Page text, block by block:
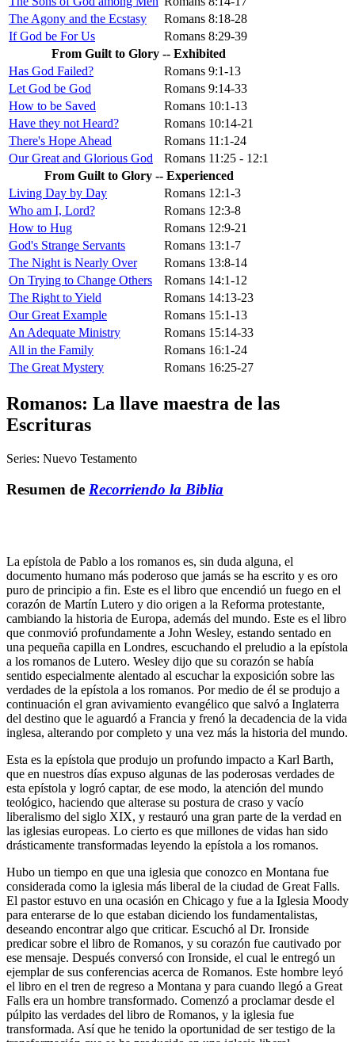
The Agony and the Ecstasy
Romans 8:18-28
If God be For Us
Romans 8:29-39
From Guilt to Glory -- Exhibited
Has God Failed?
Romans 9:1-13
Let God be God
Romans 9:14-33
How to be Saved
Romans 10:1-13
Have they not Heard?
Romans 10:14-21
There's Hope Ahead
Romans 11:1-24
Our Great and Glorious God
Romans 11:25 - 12:1
From Guilt to Glory -- Experienced
Living Day by Day
Romans 12:1-3
Who am I, Lord?
Romans 12:3-8
How to Hug
Romans 12:9-21
God's Strange Servants
Romans 13:1-7
The Night is Nearly Over
Romans 13:8-14
On Trying to Change Others
Romans 14:1-12
The Right to Yield
Romans 14:13-23
Our Great Example
Romans 15:1-13
An Adequate Ministry
Romans 15:14-33
All in the Family
Romans 16:1-24
The Great Mystery
Romans 16:25-27
Romanos: La llave maestra de las
Escrituras
Series: Nuevo Testamento
Resumen de Recorriendo la Biblia
La epístola de Pablo a los romanos es, sin duda alguna, el
documento humano más poderoso que jamás se ha escrito y es oro
puro de principio a fin. Este es el libro que encendió un fuego en el
corazón de Martín Lutero y dio origen a la Reforma protestante,
cambiando la historia de Europa, además del mundo. Este es el libro
que conmovió profundamente a John Wesley, estando sentado en
una pequeña capilla en Londres, escuchando el preludio a la epístola
a los romanos de Lutero. Wesley dijo que su corazón se había
sentido especialmente alentado al escuchar la exposición sobre las
verdades de la epístola a los romanos. Por medio de él se produjo a
continuación el gran avivamiento evangélico que salvó a Inglaterra
del destino que le aguardó a Francia y frenó la decadencia de la vida
inglesa, alterando por completo y una vez más la historia del mundo.
Esta es la epístola que produjo un profundo impacto a Karl Barth,
que en nuestros días expuso algunas de las poderosas verdades de
esta epístola y logró captar, de ese modo, la atención del mundo
teológico, haciendo que alterase su postura de craso y vacío
liberalismo del siglo XIX, y restauró una gran parte de la verdad en
las iglesias europeas. Lo cierto es que millones de vidas han sido
drásticamente transformadas leyendo la epístola a los romanos.
Hubo un tiempo en que una iglesia que conozco en Montana fue
considerada como la iglesia más liberal de la ciudad de Great Falls.
El pastor estuvo en una ocasión en Chicago y fue a la Iglesia Moody
para enterarse de lo que estaban diciendo los fundamentalistas,
deseando encontrar algo que criticar. Escuchó al Dr. Ironside
predicar sobre el libro de Romanos, y su corazón fue cautivado por
ese mensaje. Después conversó con Ironside, el cual le entregó un
ejemplar de sus conferencias acerca de Romanos. Este hombre leyó
el libro en el tren de regreso a Montana y para cuando llegó a Great
Falls era un hombre transformado. Comenzó a proclamar desde el
púlpito las verdades del libro de Romanos, y la iglesia fue
transformada. Así que he tenido la oportunidad de ser testigo de la